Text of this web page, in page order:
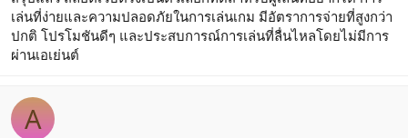
เล่นที่ง่ายและความปลอดภัยในการเล่นเกม มีอัตราการจ่ายที่สูงกว่า
ปกติ โปรโมชันดีๆ และประสบการณ์การเล่นที่ลื่นไหลโดยไม่มีการ
ผ่านเอเย่นต์
A